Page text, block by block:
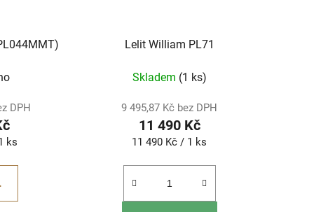
DPH
ks
Lelit William PL71
Skladem (1 ks)
9 495,87 Kč bez DPH
11 490 Kč
Měrná
11 490 Kč / 1 ks